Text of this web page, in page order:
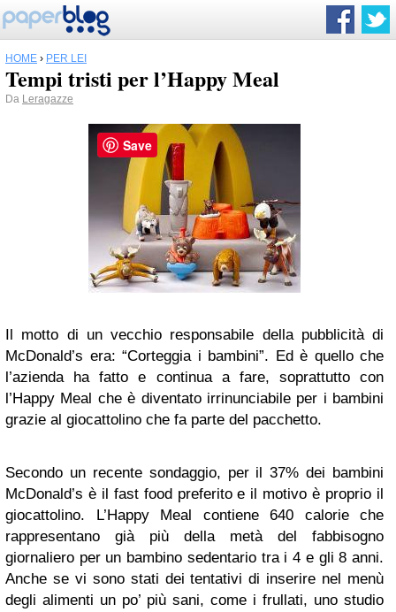
HOME › PER LEI
Tempi tristi per l’Happy Meal
Da Leragazze
Il motto di un vecchio responsabile della pubblicità di
McDonald’s era: “Corteggia i bambini”. Ed è quello che
l’azienda ha fatto e continua a fare, soprattutto con
l’Happy Meal che è diventato irrinunciabile per i bambini
grazie al giocattolino che fa parte del pacchetto.
Secondo un recente sondaggio, per il 37% dei bambini
McDonald’s è il fast food preferito e il motivo è proprio il
giocattolino. L’Happy Meal contiene 640 calorie che
rappresentano già più della metà del fabbisogno
giornaliero per un bambino sedentario tra i 4 e gli 8 anni.
Anche se vi sono stati dei tentativi di inserire nel menù
degli alimenti un po’ più sani, come i frullati, uno studio
Save